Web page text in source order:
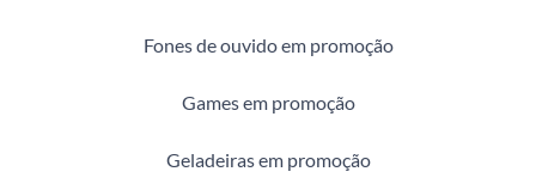
Fones de ouvido em promoção
Games em promoção
Geladeiras em promoção